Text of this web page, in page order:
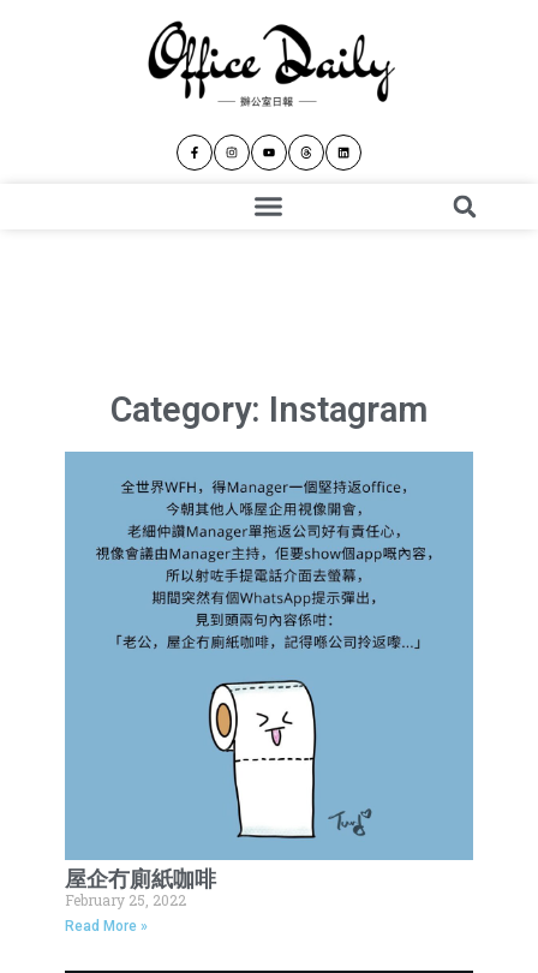
Category: Instagram
屋企冇廁紙咖啡
February 25, 2022
Read More »